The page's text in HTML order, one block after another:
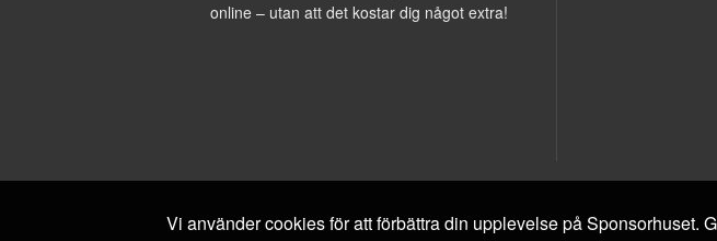
online – utan att det kostar dig något extra!
Vi använder cookies för att förbättra din upplevelse på Sponsorhuset.